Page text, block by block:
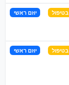
בטיפול יוזם ראשי
בטיפול יוזם ראשי